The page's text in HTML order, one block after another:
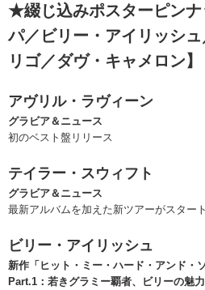
★綴じ込みポスターピンナ
パ／ビリー・アイリッシ
リゴ／ダヴ・キャメロン】
アヴリル・ラヴィーン
グラビア＆ニュース
初のベスト盤リリース
テイラー・スウィフト
グラビア＆ニュース
最新アルバムを加えた新ツアーがスター
ビリー・アイリッシュ
新作「ヒット・ミー・ハード・アンド・
Part.1：若きグラミー覇者、ビリーの魅